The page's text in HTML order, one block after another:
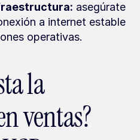
asegúrate
a internet estable
operativas.
la
ventas?